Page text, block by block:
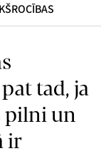
tad, ja
pilni un
ir